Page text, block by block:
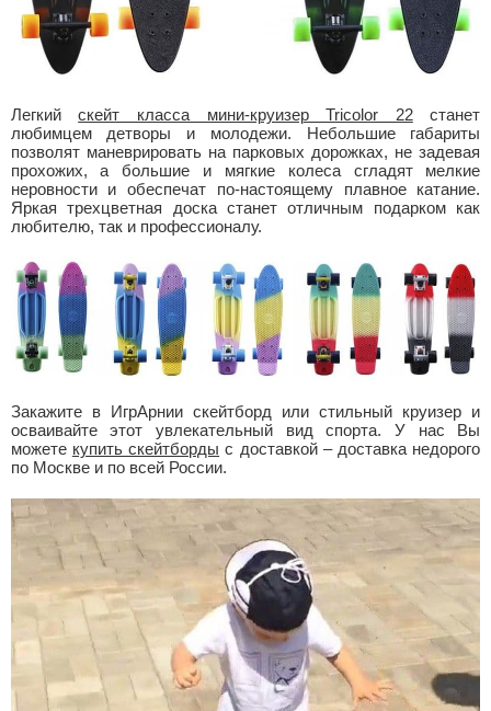
Легкийскейт класса мини-круизер Tricolor 22станет
любимцем детворы и молодежи. Небольшие габариты
позволят маневрировать на парковых дорожках, не задевая
прохожих, а большие и мягкие колеса сгладят мелкие
неровности и обеспечат по-настоящему плавное катание.
Яркая трехцветная доска станет отличным подарком как
любителю, так и профессионалу.
Закажите в ИгрАрнии скейтборд или стильный круизер и
осваивайте этот увлекательный вид спорта. У нас Вы
можете купить скейтборды с доставкой – доставка недорого
по Москве и по всей России.